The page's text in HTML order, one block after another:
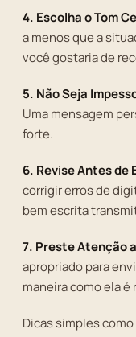
4. Escolha o Tom
a menos que a
você gostaria de
5. Não Seja
Uma mensagem
forte.
6. Revise Antes de
corrigir erros de
bem escrita
7. Preste Atenção
apropriado para
maneira como ela é
Dicas simples